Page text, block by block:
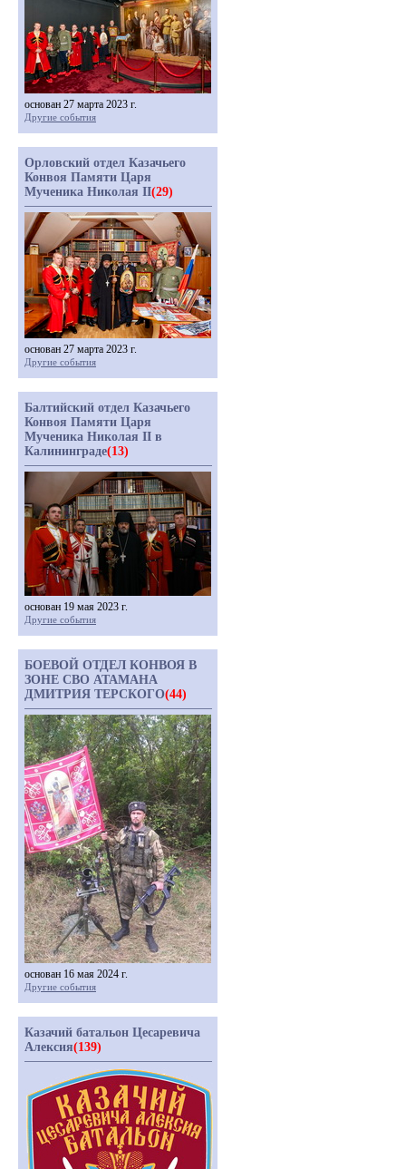
основан 27 марта 2023 г.
Другие события
Орловский отдел Казачьего
Конвоя Памяти Царя
Мученика Николая II(29)
основан 27 марта 2023 г.
Другие события
Балтийский отдел Казачьего
Конвоя Памяти Царя
Мученика Николая II в
Калининграде(13)
основан 19 мая 2023 г.
Другие события
БОЕВОЙ ОТДЕЛ КОНВОЯ В
ЗОНЕ СВО АТАМАНА
ДМИТРИЯ ТЕРСКОГО(44)
основан 16 мая 2024 г.
Другие события
Казачий батальон Цесаревича
Алексия(139)